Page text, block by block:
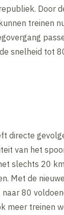
Door
treinen
snelheid tot
directe
van het
slechts 20
Met de
80
meer treinen